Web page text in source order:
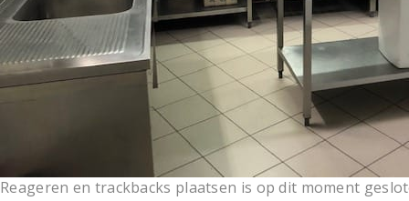
Reageren en trackbacks plaatsen is op dit moment